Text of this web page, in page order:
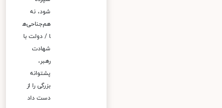
شود، نه
هم‌جناحی‌ه
ا / دولت با
شهادت
رهبر،
پشتوانه
بزرگی را از
دست داد